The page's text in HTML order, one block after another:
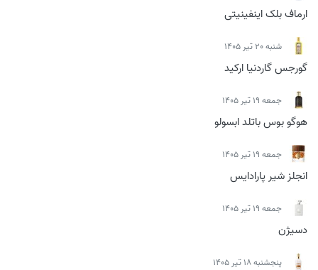
ارماف بلک اینفینیتی
شنبه 20 تیر 1405
گورجس گاردنیا ارکید
جمعه 19 تیر 1405
هوگو بوس باتلد ابسولو
جمعه 19 تیر 1405
انجلز شیر پارادایس
جمعه 19 تیر 1405
دسیژن
پنجشنبه 18 تیر 1405